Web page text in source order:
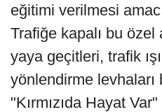
eğitimi verilmesi
Trafiğe kapalı bu
yaya geçitleri, trafik
yönlendirme levhaları
"Kırmızıda Hayat